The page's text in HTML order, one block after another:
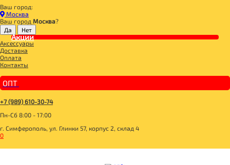
Ваш город:
Москва
Ваш город Москва?
Акции
Аксессуары
Доставка
Оплата
Контакты
ОПТ
+7 (989) 610-30-74
Пн-Сб 8:00 - 17:00
г. Симферополь, ул. Глинки 57, корпус 2, склад 4
0
Главная
СПОРТИВНОЕ ПИТАНИЕ
ГЕЙНЕР
Gainer малина 1500gr, Cybermass